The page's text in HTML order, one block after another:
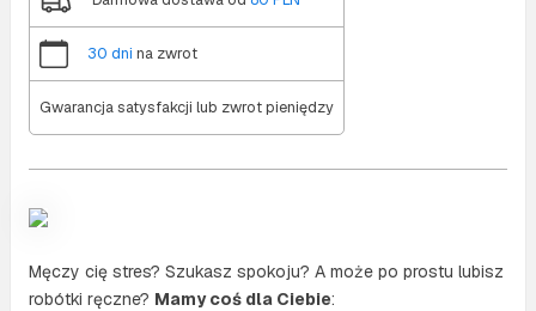
30 dni na zwrot
Gwarancja satysfakcji lub zwrot pieniędzy
Męczy cię stres? Szukasz spokoju? A może po prostu lubisz
robótki ręczne? Mamy coś dla Ciebie: